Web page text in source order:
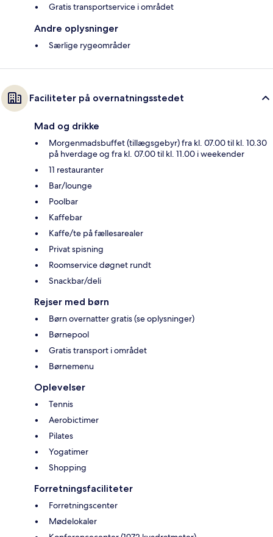
Gratis transportservice i området
Andre oplysninger
Særlige rygeområder
Faciliteter på overnatningsstedet
Mad og drikke
Morgenmadsbuffet (tillægsgebyr) fra kl. 07.00 til kl. 10.30
på hverdage og fra kl. 07.00 til kl. 11.00 i weekender
11 restauranter
Bar/lounge
Poolbar
Kaffebar
Kaffe/te på fællesarealer
Privat spisning
Roomservice døgnet rundt
Snackbar/deli
Rejser med børn
Børn overnatter gratis (se oplysninger)
Børnepool
Gratis transport i området
Børnemenu
Oplevelser
Tennis
Aerobictimer
Pilates
Yogatimer
Shopping
Forretningsfaciliteter
Forretningscenter
Mødelokaler